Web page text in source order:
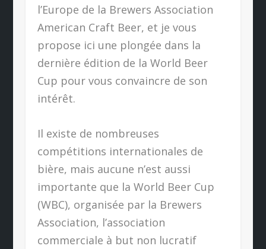
l’Europe de la Brewers Association
American Craft Beer, et je vous
propose ici une plongée dans la
dernière édition de la World Beer
Cup pour vous convaincre de son
intérêt.
Il existe de nombreuses
compétitions internationales de
bière, mais aucune n’est aussi
importante que la World Beer Cup
(WBC), organisée par la Brewers
Association, l’association
commerciale à but non lucratif